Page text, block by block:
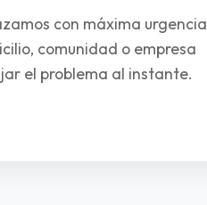
con máxima urgencia
comunidad o empresa
el problema al instante.